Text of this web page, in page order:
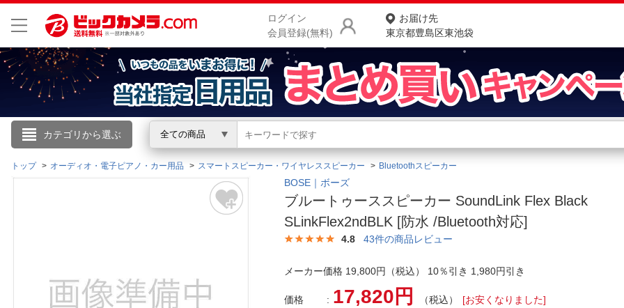
ログイン
会員登録(無料)
お届け先
東京都豊島区東池袋
カテゴリから選ぶ 全ての商品
こんにちは
ログイン
閲覧履歴
商品をさがす
ランキングからさがす
ご利用ガイド
トップ オーディオ・電子ピアノ・カー用品 スマートスピーカー・ワイヤレススピーカー Bluetoothスピーカー
BOSE｜ボーズ
ブルートゥーススピーカー SoundLink Flex Black
SLinkFlex2ndBLK [防水 /Bluetooth対応]
4.8 43件の商品レビュー
メーカー価格 19,800円（税込） 10％引き 1,980円引き
価格 17,820円 （税込）
[お安くなりました]